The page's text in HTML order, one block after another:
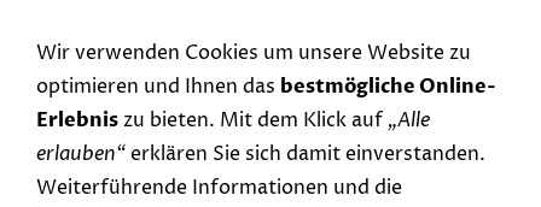
Wir verwenden Cookies um unsere Website zu
optimieren und Ihnen das bestmögliche Online-
Erlebniszu bieten. Mit dem Klick auf „Alle
erlauben“erklären Sie sich damit einverstanden.
Weiterführende Informationen und die